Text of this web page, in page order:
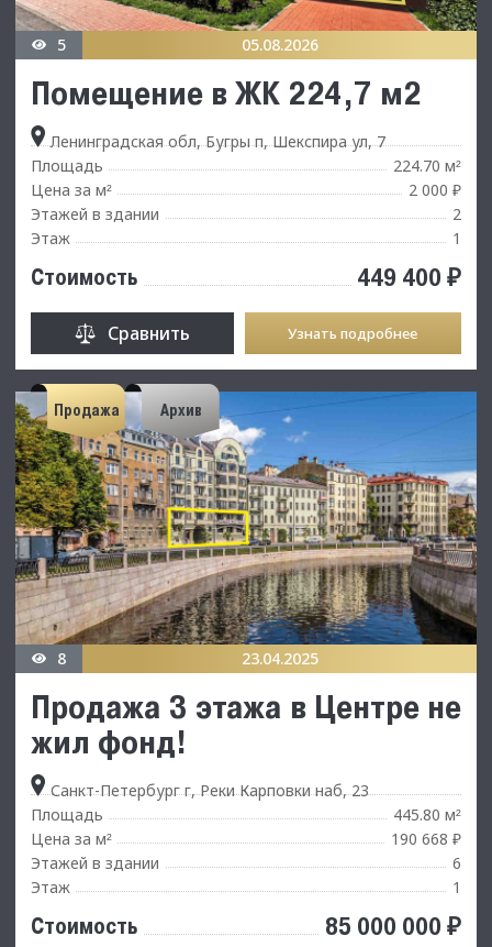
5 05.08.2026
Помещение в ЖК 224,7 м2
Ленинградская обл, Бугры п, Шекспира ул, 7
Площадь
224.70 м²
Цена за м²
2 000 ₽
Этажей в здании
2
Этаж
1
Стоимость 449 400 ₽
Сравнить Узнать подробнее
Продажа Архив
8 23.04.2025
Продажа 3 этажа в Центре не
жил фонд!
Санкт-Петербург г, Реки Карповки наб, 23
Площадь
445.80 м²
Цена за м²
190 668 ₽
Этажей в здании
6
Этаж
1
Стоимость 85 000 000 ₽